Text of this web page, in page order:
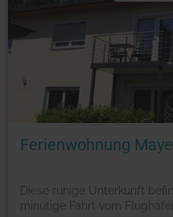
Ferienwohnung
Diese ruhige Unterkunft
minütige Fahrt vom